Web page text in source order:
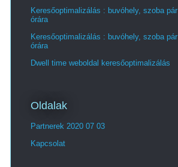
Keresőoptimalizálás : buvóhely, szoba pár
órára
Keresőoptimalizálás : buvóhely, szoba pár
órára
Dwell time weboldal keresőoptimalizálás
Oldalak
Partnerek 2020 07 03
Kapcsolat